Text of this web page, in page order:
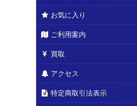
お気に入り
ご利用案内
買取
アクセス
特定商取引法表示